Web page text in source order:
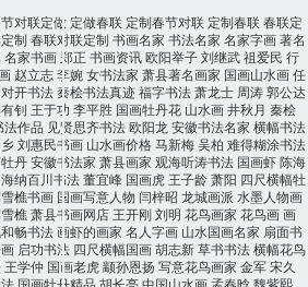
对联定做 定做春联 定制春节对联 定制春联春联定
制 春联对联定制 书画名家 书法名家 名家字画著名
名家书画郑正 书画资讯欧阳举子刘继武祖爱民 行
赵立志李婉 女书法家 萧县著名画家 国画山水画任
开书法秦桧书法真迹福字书法萧龙士 周涛郭公达
钊 王于功 李平胜 国画牡丹花 山水画井秋月 秦桧
法作品 见贤思齐书法欧阳龙安徽书法名家 横幅书法
刘惠民书画 山水画价格马新梅吴柏 难得糊涂书法
丹安徽书法家 萧县画家 观海听涛书法 国画虾陈海
海纳百川书法董宜峰 国画虎 王子龄萧阳 四尺横幅牡
樵书画 国画写意人物 闫梓昭 龙城画派 水墨人物画
樵萧县书画网店 王开刚刘明 花鸟画家 花鸟画画
畅书法画虾的画家 名人字画 山水国画名家 扇面书
启功书法 四尺横幅国画胡志新草书书法横幅花鸟
王学仲 国画老虎颛孙恩扬 写意花鸟画家 金军宋久
国画牡丹精品 胡长亮中国山水画孟春晗魏紫熙